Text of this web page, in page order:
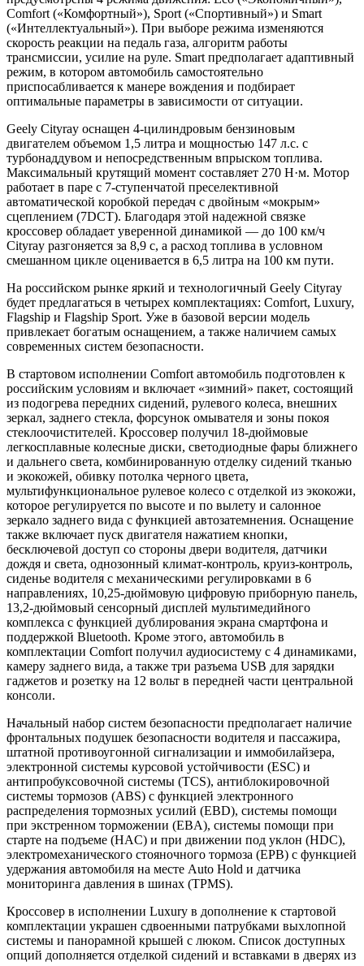
Comfort («Комфортный»), Sport («Спортивный») и Smart
(«Интеллектуальный»). При выборе режима изменяются
скорость реакции на педаль газа, алгоритм работы
трансмиссии, усилие на руле. Smart предполагает адаптивный
режим, в котором автомобиль самостоятельно
приспосабливается к манере вождения и подбирает
оптимальные параметры в зависимости от ситуации.
Geely Cityray оснащен 4-цилиндровым бензиновым
двигателем объемом 1,5 литра и мощностью 147 л.с. с
турбонаддувом и непосредственным впрыском топлива.
Максимальный крутящий момент составляет 270 Н·м. Мотор
работает в паре с 7-ступенчатой преселективной
автоматической коробкой передач с двойным «мокрым»
сцеплением (7DCT). Благодаря этой надежной связке
кроссовер обладает уверенной динамикой — до 100 км/ч
Cityray разгоняется за 8,9 с, а расход топлива в условном
смешанном цикле оценивается в 6,5 литра на 100 км пути.
На российском рынке яркий и технологичный Geely Cityray
будет предлагаться в четырех комплектациях: Comfort, Luxury,
Flagship и Flagship Sport. Уже в базовой версии модель
привлекает богатым оснащением, а также наличием самых
современных систем безопасности.
В стартовом исполнении Comfort автомобиль подготовлен к
российским условиям и включает «зимний» пакет, состоящий
из подогрева передних сидений, рулевого колеса, внешних
зеркал, заднего стекла, форсунок омывателя и зоны покоя
стеклоочистителей. Кроссовер получил 18-дюймовые
легкосплавные колесные диски, светодиодные фары ближнего
и дальнего света, комбинированную отделку сидений тканью
и экокожей, обивку потолка черного цвета,
мультифункциональное рулевое колесо с отделкой из экокожи,
которое регулируется по высоте и по вылету и салонное
зеркало заднего вида с функцией автозатемнения. Оснащение
также включает пуск двигателя нажатием кнопки,
бесключевой доступ со стороны двери водителя, датчики
дождя и света, однозонный климат-контроль, круиз-контроль,
сиденье водителя с механическими регулировками в 6
направлениях, 10,25-дюймовую цифровую приборную панель,
13,2-дюймовый сенсорный дисплей мультимедийного
комплекса с функцией дублирования экрана смартфона и
поддержкой Bluetooth. Кроме этого, автомобиль в
комплектации Comfort получил аудиосистему с 4 динамиками,
камеру заднего вида, а также три разъема USB для зарядки
гаджетов и розетку на 12 вольт в передней части центральной
консоли.
Начальный набор систем безопасности предполагает наличие
фронтальных подушек безопасности водителя и пассажира,
штатной противоугонной сигнализации и иммобилайзера,
электронной системы курсовой устойчивости (ESС) и
антипробуксовочной системы (TCS), антиблокировочной
системы тормозов (ABS) с функцией электронного
распределения тормозных усилий (EBD), системы помощи
при экстренном торможении (EBA), системы помощи при
старте на подъеме (HАC) и при движении под уклон (HDC),
электромеханического стояночного тормоза (EPB) с функцией
удержания автомобиля на месте Auto Hold и датчика
мониторинга давления в шинах (TPMS).
Кроссовер в исполнении Luxury в дополнение к стартовой
комплектации украшен сдвоенными патрубками выхлопной
системы и панорамной крышей с люком. Список доступных
опций дополняется отделкой сидений и вставками в дверях из